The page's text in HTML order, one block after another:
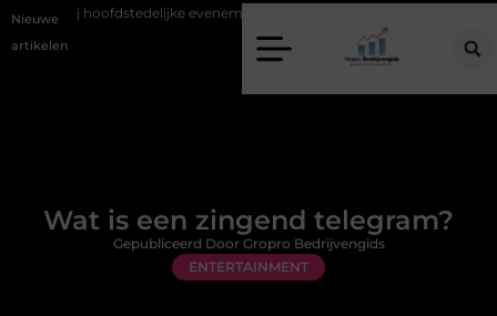
Nieuwe
artikelen
bij hoofdstedelijke evenementen
Wat is een zingend telegram?
ENTERTAINMENT
Gepubliceerd Door Gropro Bedrijvengids